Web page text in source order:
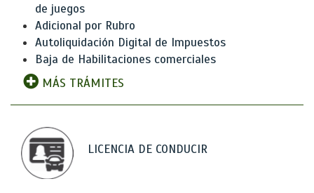
de juegos
Adicional por Rubro
Autoliquidación Digital de Impuestos
Baja de Habilitaciones comerciales
MÁS TRÁMITES
LICENCIA DE CONDUCIR